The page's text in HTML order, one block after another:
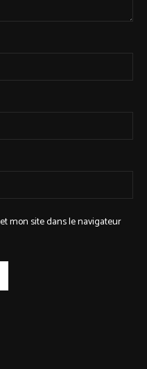
mon site dans le navigateur